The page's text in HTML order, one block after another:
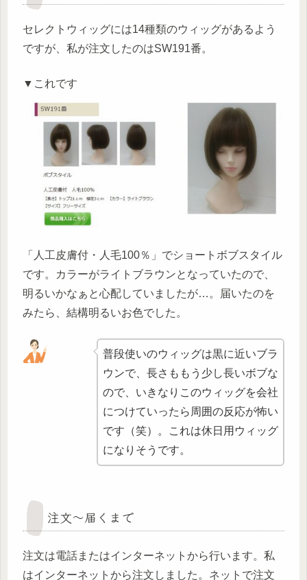
セレクトウィッグには14種類のウィッグがあるよう
ですが、私が注文したのはSW191番。
▼これです
「人工皮膚付・人毛100％」でショートボブスタイル
です。カラーがライトブラウンとなっていたので、
明るいかなぁと心配していましたが…。届いたのを
みたら、結構明るいお色でした。
普段使いのウィッグは黒に近いブラ
ウンで、長さももう少し長いボブな
ので、いきなりこのウィッグを会社
につけていったら周囲の反応が怖い
です（笑）。これは休日用ウィッグ
になりそうです。
注文～届くまで
注文は電話またはインターネットから行います。私
はインターネットから注文しました。ネットで注文